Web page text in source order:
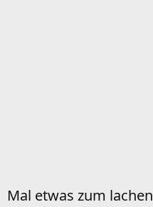
Mal etwas zum lachen